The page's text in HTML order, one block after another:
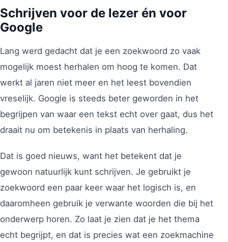
Schrijven voor de lezer én voor
Google
Lang werd gedacht dat je een zoekwoord zo vaak
mogelijk moest herhalen om hoog te komen. Dat
werkt al jaren niet meer en het leest bovendien
vreselijk. Google is steeds beter geworden in het
begrijpen van waar een tekst echt over gaat, dus het
draait nu om betekenis in plaats van herhaling.
Dat is goed nieuws, want het betekent dat je
gewoon natuurlijk kunt schrijven. Je gebruikt je
zoekwoord een paar keer waar het logisch is, en
daaromheen gebruik je verwante woorden die bij het
onderwerp horen. Zo laat je zien dat je het thema
echt begrijpt, en dat is precies wat een zoekmachine